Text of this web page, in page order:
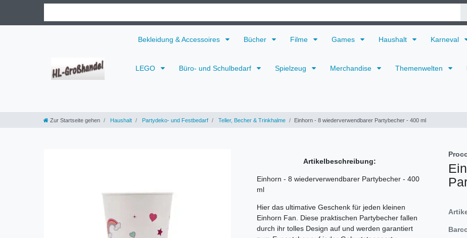
Bekleidung & Accessoires Bücher Filme Games Haushalt Karneval
LEGO Büro- und Schulbedarf Spielzeug Merchandise Themenwelten
Zur Startseite gehen Haushalt Partydeko- und Festbedarf Teller, Becher & Trinkhalme Einhorn - 8 wiederverwendbarer Partybecher - 400 ml
Artikelbeschreibung:
Einhorn - 8 wiederverwendbarer Partybecher - 400
ml
Hier das ultimative Geschenk für jeden kleinen
Einhorn Fan. Diese praktischen Partybecher fallen
durch ihr tolles Design auf und werden garantiert